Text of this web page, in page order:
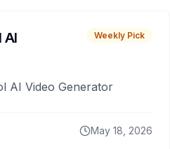
AI Weekly Pick
AI Video Generator
May 18, 2026